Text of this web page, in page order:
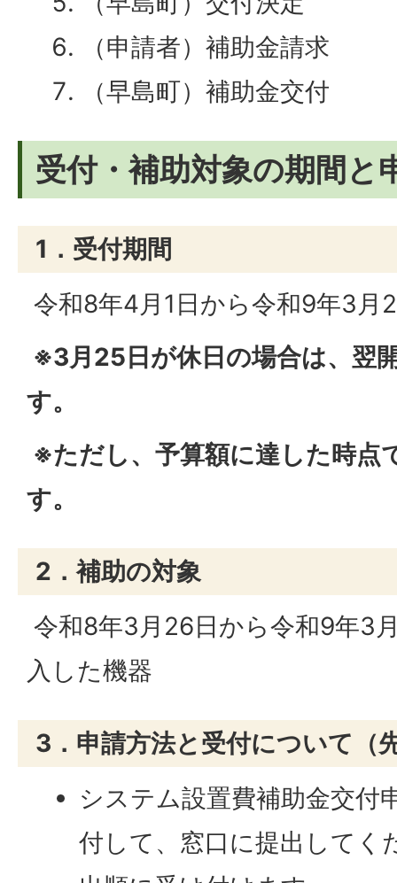
（申請者）補助金請求
（早島町）補助金交付
受付・補助対象の期間と
1．受付期間
令和8年4月1日から令和9年3月
※3月25日が休日の場合は、翌
す。
※ただし、予算額に達した時点
す。
2．補助の対象
令和8年3月26日から令和9年3
入した機器
3．申請方法と受付について（
システム設置費補助金交付
付して、窓口に提出してく